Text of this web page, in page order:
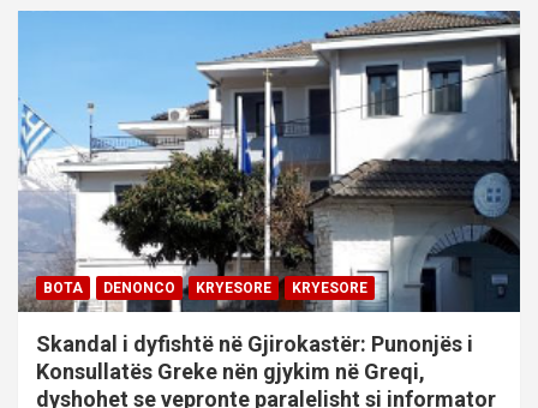
BOTA DENONCO KRYESORE KRYESORE
Skandal i dyfishtë në Gjirokastër: Punonjës i
Konsullatës Greke nën gjykim në Greqi,
dyshohet se vepronte paralelisht si informator